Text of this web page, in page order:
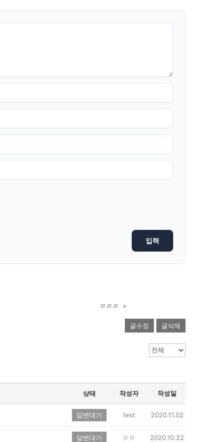
ㄹㄹㄹ »
글수정 글삭제
상태 작성자 작성일
답변대기 test 2020.11.02
답변대기 ㅇㅇ 2020.10.22